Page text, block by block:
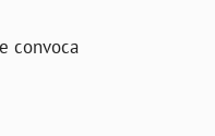
convoca